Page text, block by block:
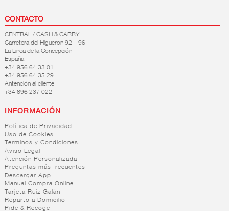
CONTACTO
CENTRAL / CASH & CARRY
Carretera del Higueron 92 – 96
La Linea de la Concepción
España
+34 956 64 33 01
+34 956 64 35 29
Antención al cliente
+34 696 237 022
INFORMACIÓN
Política de Privacidad
Uso de Cookies
Terminos y Condiciones
Aviso Legal
Atención Personalizada
Preguntas más frecuentes
Descargar App
Manual Compra Online
Tarjeta Ruiz Galán
Reparto a Domicilio
Pide & Recoge